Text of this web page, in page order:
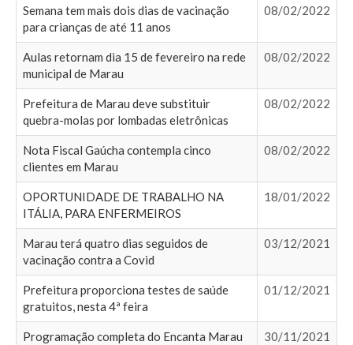
Semana tem mais dois dias de vacinação
para crianças de até 11 anos
08/02/2022
Aulas retornam dia 15 de fevereiro na rede
municipal de Marau
08/02/2022
Prefeitura de Marau deve substituir
quebra-molas por lombadas eletrônicas
08/02/2022
Nota Fiscal Gaúcha contempla cinco
clientes em Marau
08/02/2022
OPORTUNIDADE DE TRABALHO NA
ITÁLIA, PARA ENFERMEIROS
18/01/2022
Marau terá quatro dias seguidos de
vacinação contra a Covid
03/12/2021
Prefeitura proporciona testes de saúde
gratuitos, nesta 4ª feira
01/12/2021
Programação completa do Encanta Marau
30/11/2021